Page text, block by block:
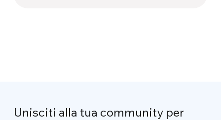
Unisciti alla tua community per